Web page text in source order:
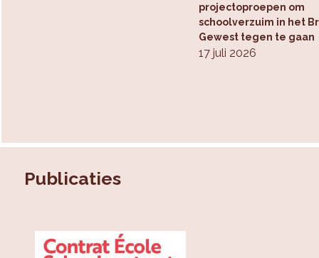
projectoproepen om
schoolverzuim in het
Gewest tegen te gaan
17 juli 2026
Publicaties